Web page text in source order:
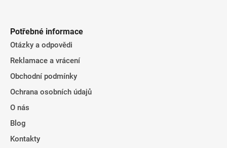
Potřebné informace
Otázky a odpovědi
Reklamace a vrácení
Obchodní podmínky
Ochrana osobních údajů
O nás
Blog
Kontakty